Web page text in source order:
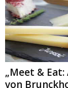
„Meet &
von